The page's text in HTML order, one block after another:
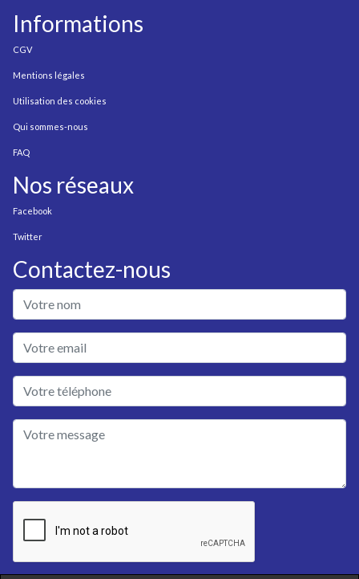
Informations
CGV
Mentions légales
Utilisation des cookies
Qui sommes-nous
FAQ
Nos réseaux
Facebook
Twitter
Contactez-nous